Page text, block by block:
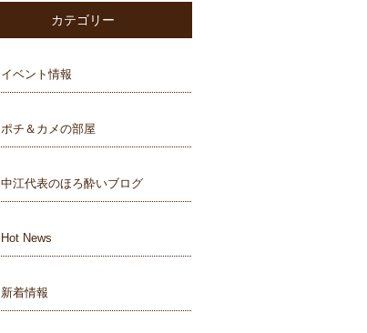
カテゴリー
イベント情報
ポチ＆カメの部屋
中江代表のほろ酔いブログ
Hot News
新着情報